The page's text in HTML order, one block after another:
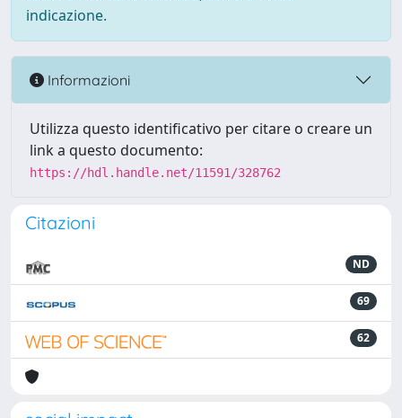
indicazione.
Informazioni
Utilizza questo identificativo per citare o creare un
link a questo documento:
https://hdl.handle.net/11591/328762
Citazioni
ND
69
62